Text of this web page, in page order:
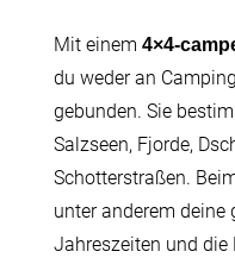
Mit einem 4×4-
du weder an
gebunden. Sie
Salzseen, Fjorde,
Schotterstraßen.
unter anderem deine
Jahreszeiten und die